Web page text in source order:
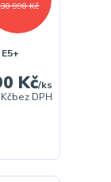
990 Kč
Kč/ks
bez DPH